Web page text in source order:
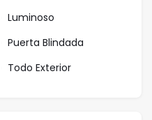
Luminoso
Puerta Blindada
Todo Exterior